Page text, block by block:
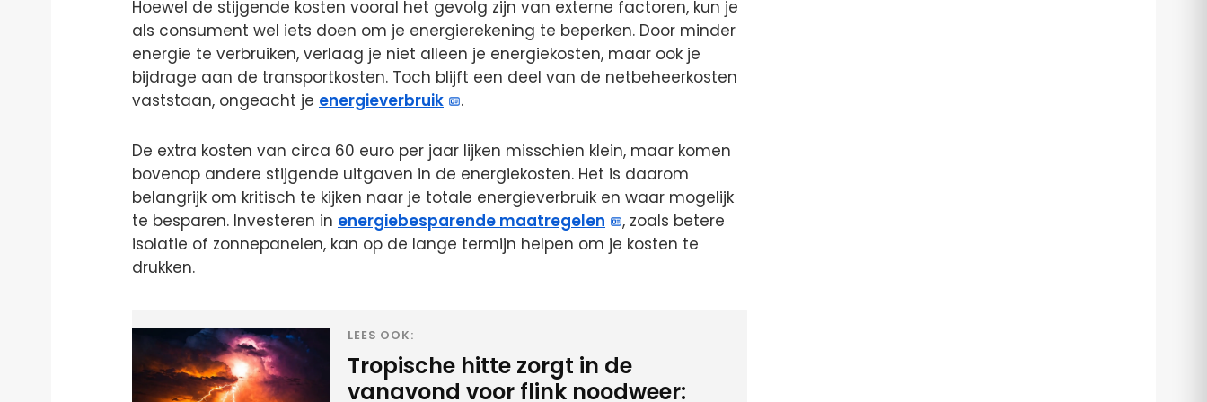
Hoewel de stijgende kosten vooral het gevolg zijn van externe factoren, kun je
als consument wel iets doen om je energierekening te beperken. Door minder
energie te verbruiken, verlaag je niet alleen je energiekosten, maar ook je
bijdrage aan de transportkosten. Toch blijft een deel van de netbeheerkosten
vaststaan, ongeacht je energieverbruik .
De extra kosten van circa 60 euro per jaar lijken misschien klein, maar komen
bovenop andere stijgende uitgaven in de energiekosten. Het is daarom
belangrijk om kritisch te kijken naar je totale energieverbruik en waar mogelijk
te besparen. Investeren in energiebesparende maatregelen
, zoals betere
isolatie of zonnepanelen, kan op de lange termijn helpen om je kosten te
drukken.
LEES OOK:
Tropische hitte zorgt in de
vanavond voor flink noodweer: